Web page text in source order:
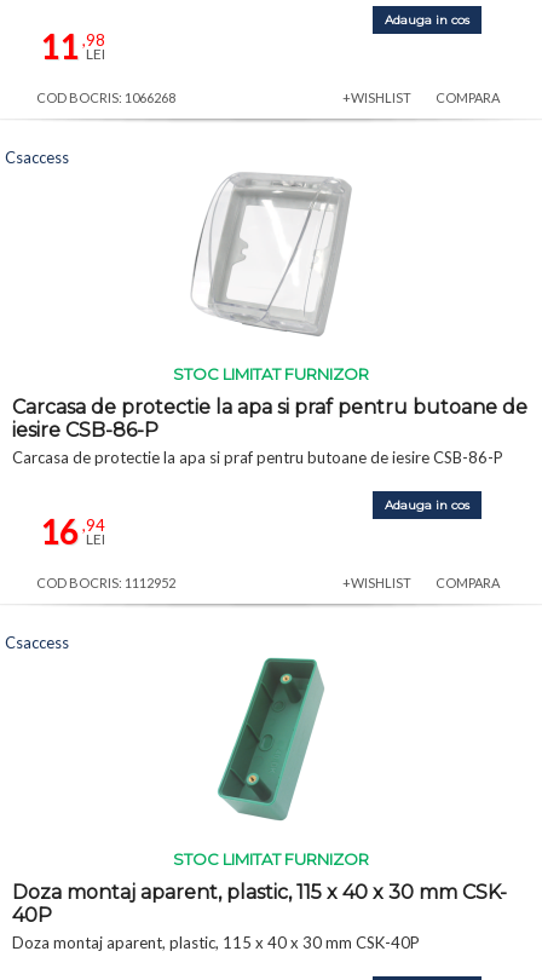
11,98
LEI
Adauga in cos
COD BOCRIS: 1066268 +WISHLIST COMPARA
STOC LIMITAT FURNIZOR
Carcasa de protectie la apa si praf pentru butoane de
iesire CSB-86-P
Carcasa de protectie la apa si praf pentru butoane de iesire CSB-86-P
16,94
LEI
Adauga in cos
Csaccess
COD BOCRIS: 1112952 +WISHLIST COMPARA
STOC LIMITAT FURNIZOR
Doza montaj aparent, plastic, 115 x 40 x 30 mm CSK-
40P
Doza montaj aparent, plastic, 115 x 40 x 30 mm CSK-40P
Csaccess